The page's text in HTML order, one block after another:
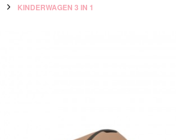
KINDERWAGEN 3 IN 1